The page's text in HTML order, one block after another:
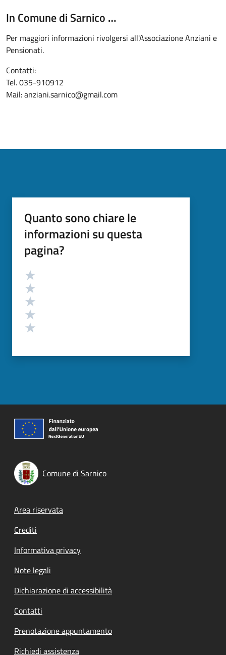
In Comune di Sarnico …
Per maggiori informazioni rivolgersi all'Associazione Anziani e
Pensionati.
Contatti:
Tel. 035-910912
Mail: anziani.sarnico@gmail.com
Quanto sono chiare le
informazioni su questa
pagina?
Valutazione
Comune di Sarnico
Footer menu
Area riservata
Crediti
Informativa privacy
Note legali
Dichiarazione di accessibilità
Contatti
Prenotazione appuntamento
Richiedi assistenza